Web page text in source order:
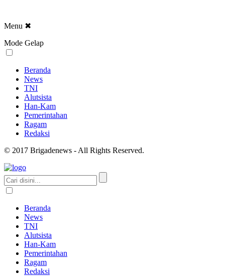
Menu ✖
Mode Gelap
Beranda
News
TNI
Alutsista
Han-Kam
Pemerintahan
Ragam
Redaksi
© 2017 Brigadenews - All Rights Reserved.
Beranda
News
TNI
Alutsista
Han-Kam
Pemerintahan
Ragam
Redaksi